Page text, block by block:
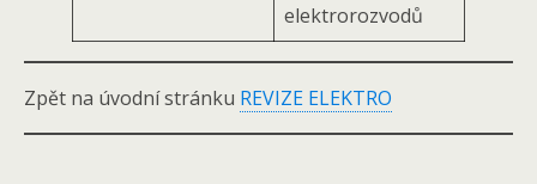
elektrorozvodů
Zpět na úvodní stránku REVIZE ELEKTRO